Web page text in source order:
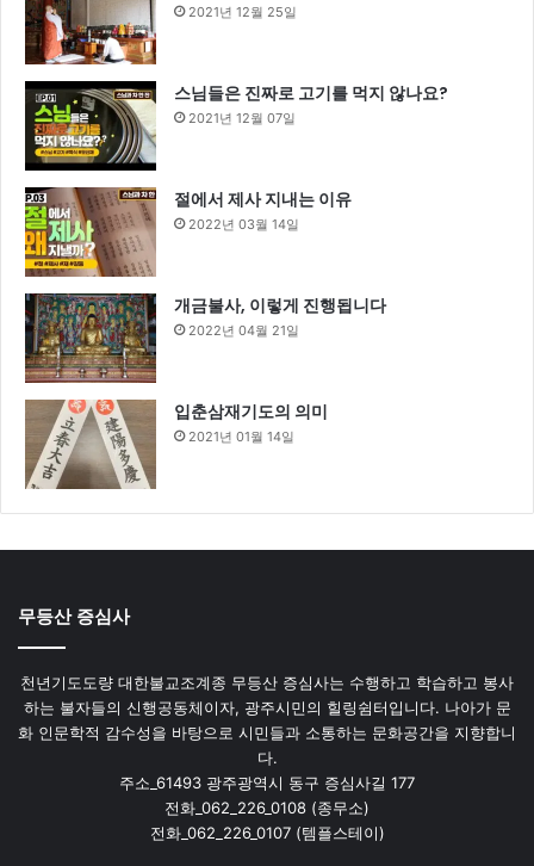
2021년 12월 25일
스님들은 진짜로 고기를 먹지 않나요?
2021년 12월 07일
절에서 제사 지내는 이유
2022년 03월 14일
개금불사, 이렇게 진행됩니다
2022년 04월 21일
입춘삼재기도의 의미
2021년 01월 14일
무등산 증심사
천년기도도량 대한불교조계종 무등산 증심사는 수행하고 학습하고 봉사
하는 불자들의 신행공동체이자, 광주시민의 힐링쉼터입니다. 나아가 문
화 인문학적 감수성을 바탕으로 시민들과 소통하는 문화공간을 지향합니
다.
주소_61493 광주광역시 동구 증심사길 177
전화_062_226_0108 (종무소)
전화_062_226_0107 (템플스테이)